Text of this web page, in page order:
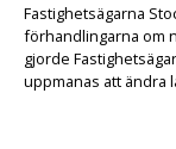
Fastighetsägarna
förhandlingarna om
gjorde
uppmanas att ändra